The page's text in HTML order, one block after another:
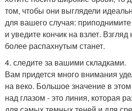
том, чтобы они выглядели
для вашего случая:
и уведите кончик на взлет.
более распахнутым станет.
4. следите за вашими складками.
Вам придется много внимания
на веко. Большое значение в
над глазом - это линия, которая